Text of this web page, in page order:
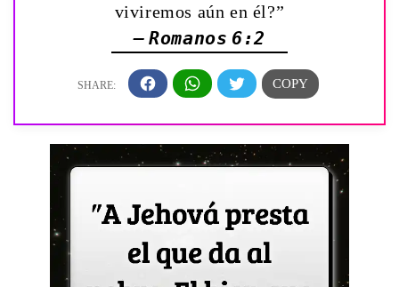
viviremos aún en él?”
— Romanos 6:2